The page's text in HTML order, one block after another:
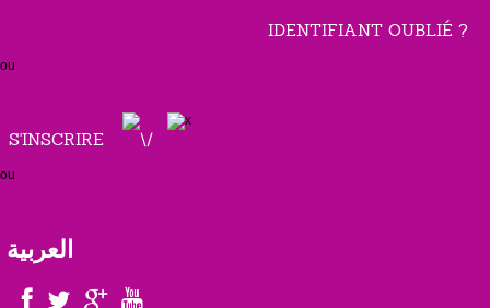
IDENTIFIANT OUBLIÉ ?
ou
S'INSCRIRE
ou
العربية